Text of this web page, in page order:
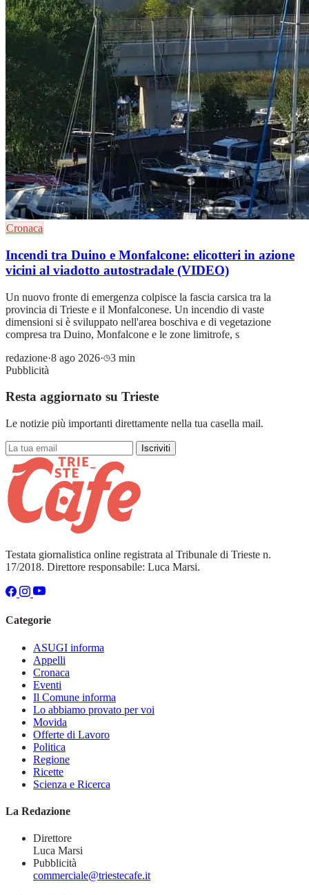
Cronaca
Incendi tra Duino e Monfalcone: elicotteri in azione
vicini al viadotto autostradale (VIDEO)
Un nuovo fronte di emergenza colpisce la fascia carsica tra la
provincia di Trieste e il Monfalconese. Un incendio di vaste
dimensioni si è sviluppato nell'area boschiva e di vegetazione
compresa tra Duino, Monfalcone e le zone limitrofe, s
redazione·8 ago 2026·
3 min
Pubblicità
Resta aggiornato su Trieste
Le notizie più importanti direttamente nella tua casella mail.
Iscriviti
Testata giornalistica online registrata al Tribunale di Trieste n.
17/2018. Direttore responsabile: Luca Marsi.
Categorie
ASUGI informa
Appelli
Cronaca
Eventi
Il Comune informa
Lo abbiamo provato per voi
Movida
Offerte di Lavoro
Politica
Regione
Ricette
Scienza e Ricerca
La Redazione
Direttore
Luca Marsi
Pubblicità
commerciale@triestecafe.it